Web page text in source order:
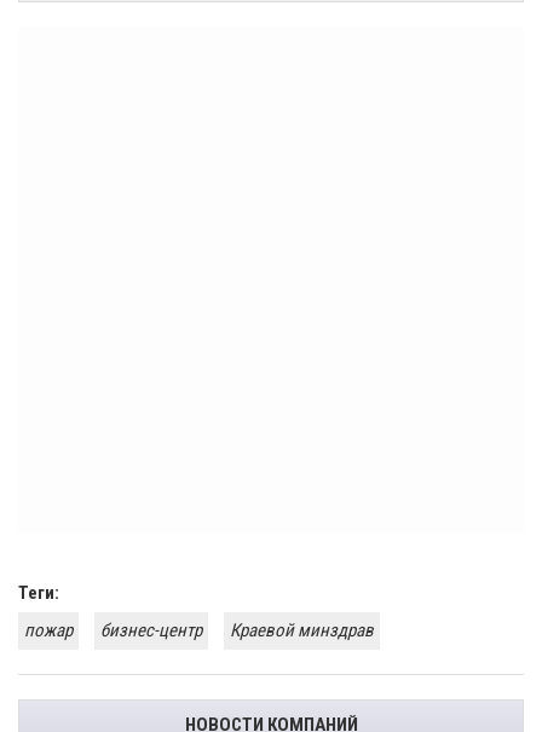
Теги:
пожар
бизнес-центр Краевой минздрав
НОВОСТИ КОМПАНИЙ